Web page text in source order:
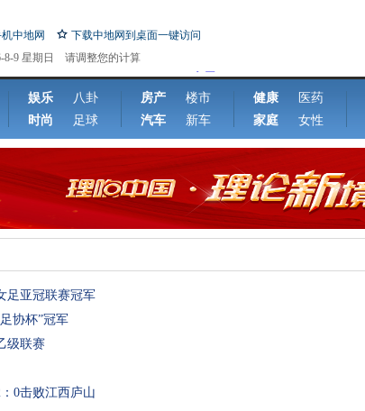
中地网
下载中地网到桌面一键访问
8-9 星期日 请调整您的计算
!
娱乐
八卦
时尚
足球
房产
楼市
汽车
新车
健康
医药
家庭
女性
足亚冠联赛冠军
协杯”冠军
级联赛
0击败江西庐山